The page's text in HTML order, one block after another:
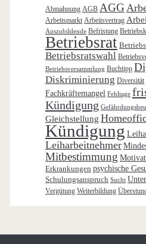
Abmahnung AGB AGG
Arbeitsmarkt Arbeitsvertrag
Auszubildende Befristung
Betriebsrat
Betriebsratswahl
Betriebsversammlung Buchtipp
Diskriminierung Diversität
Fachkräftemangel Fehltage
Kündigung
Gleichstellung
Kündigung
Leiharbeitnehmer
Mitbestimmung
Erkrankungen psychische
Schulungsanspruch Sucht
Vergütung Weiterbildung